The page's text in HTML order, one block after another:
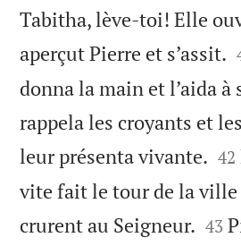
Tabitha, lève-toi! Elle
aperçut Pierre et s’assit.
donna la main et l’aida
rappela les croyants et
leur présenta vivante. 

42
vite fait le tour de la ville
crurent au Seigneur. 

43